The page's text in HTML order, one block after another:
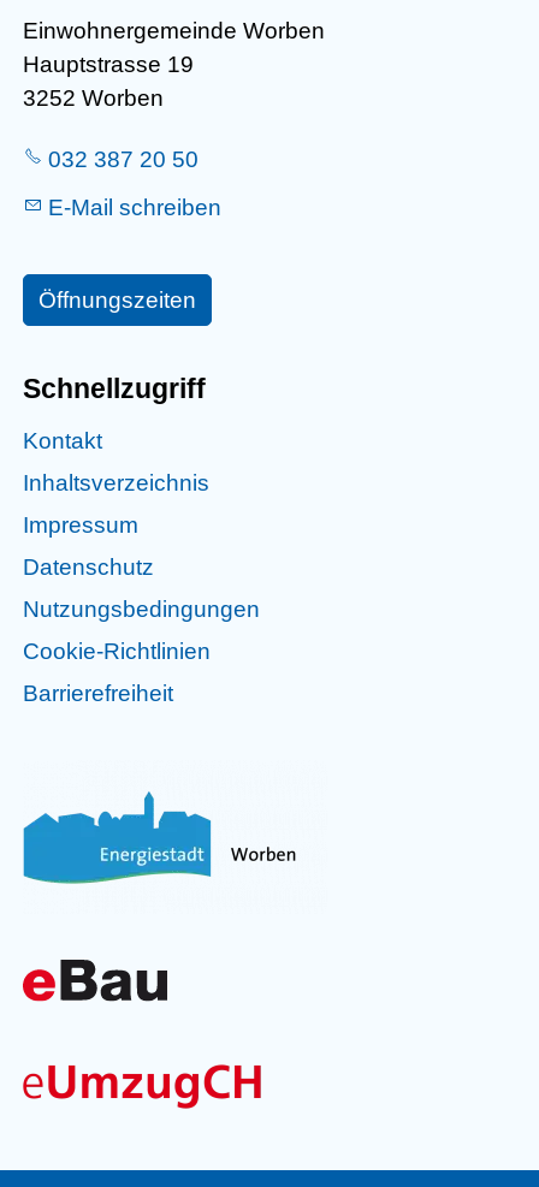
Einwohnergemeinde Worben
Hauptstrasse 19
3252 Worben
032 387 20 50
E-Mail schreiben
Öffnungszeiten
Schnellzugriff
Kontakt
Inhaltsverzeichnis
Impressum
Datenschutz
Nutzungsbedingungen
Cookie-Richtlinien
Barrierefreiheit